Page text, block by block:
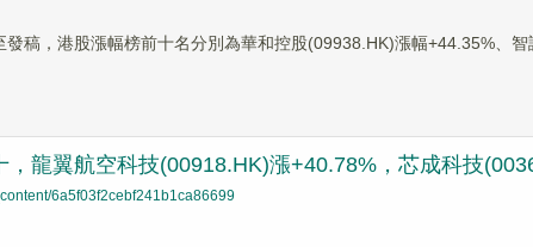
發稿，港股漲幅榜前十名分別為華和控股(09938.HK)漲幅+44.35%、
，龍翼航空科技(00918.HK)漲+40.78%，芯成科技
6a5f03f2cebf241b1ca86699